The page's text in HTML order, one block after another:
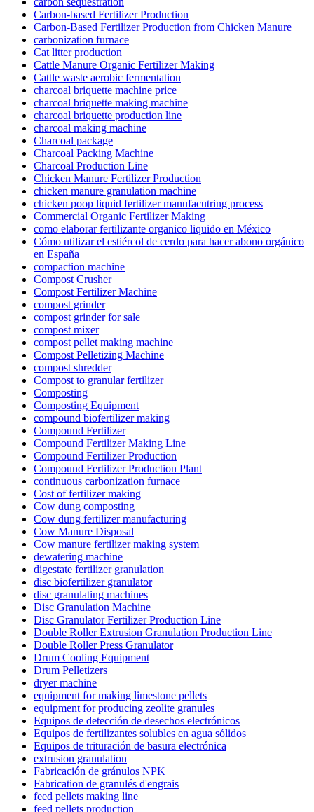
Carbon-based Fertilizer Production
Carbon-Based Fertilizer Production from Chicken Manure
carbonization furnace
Cat litter production
Cattle Manure Organic Fertilizer Making
Cattle waste aerobic fermentation
charcoal briquette machine price
charcoal briquette making machine
charcoal briquette production line
charcoal making machine
Charcoal package
Charcoal Packing Machine
Charcoal Production Line
Chicken Manure Fertilizer Production
chicken manure granulation machine
chicken poop liquid fertilizer manufacutring process
Commercial Organic Fertilizer Making
como elaborar fertilizante organico liquido en México
Cómo utilizar el estiércol de cerdo para hacer abono orgánico
en España
compaction machine
Compost Crusher
Compost Fertilizer Machine
compost grinder
compost grinder for sale
compost mixer
compost pellet making machine
Compost Pelletizing Machine
compost shredder
Compost to granular fertilizer
Composting
Composting Equipment
compound biofertilizer making
Compound Fertilizer
Compound Fertilizer Making Line
Compound Fertilizer Production
Compound Fertilizer Production Plant
continuous carbonization furnace
Cost of fertilizer making
Cow dung composting
Cow dung fertilizer manufacturing
Cow Manure Disposal
Cow manure fertilizer making system
dewatering machine
digestate fertilizer granulation
disc biofertilizer granulator
disc granulating machines
Disc Granulation Machine
Disc Granulator Fertilizer Production Line
Double Roller Extrusion Granulation Production Line
Double Roller Press Granulator
Drum Cooling Equipment
Drum Pelletizers
dryer machine
equipment for making limestone pellets
equipment for producing zeolite granules
Equipos de detección de desechos electrónicos
Equipos de fertilizantes solubles en agua sólidos
Equipos de trituración de basura electrónica
extrusion granulation
Fabricación de gránulos NPK
Fabrication de granulés d'engrais
feed pellets making line
feed pellets production